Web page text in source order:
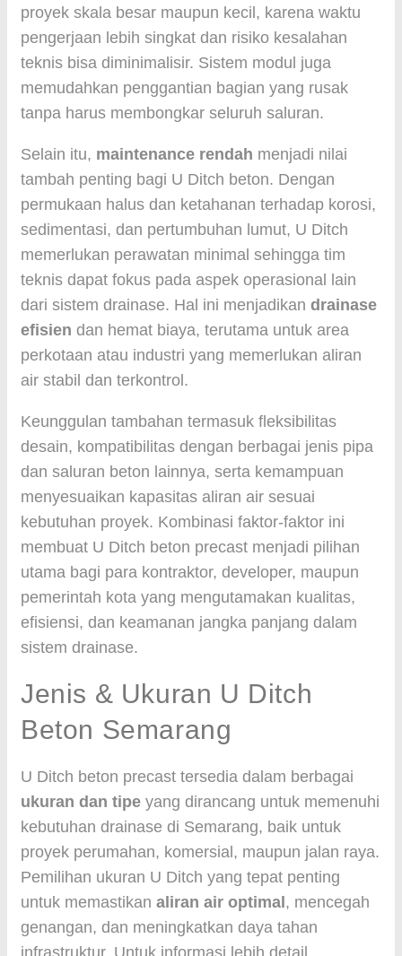
proyek skala besar maupun kecil, karena waktu
pengerjaan lebih singkat dan risiko kesalahan
teknis bisa diminimalisir. Sistem modul juga
memudahkan penggantian bagian yang rusak
tanpa harus membongkar seluruh saluran.
Selain itu, maintenance rendah menjadi nilai
tambah penting bagi U Ditch beton. Dengan
permukaan halus dan ketahanan terhadap korosi,
sedimentasi, dan pertumbuhan lumut, U Ditch
memerlukan perawatan minimal sehingga tim
teknis dapat fokus pada aspek operasional lain
dari sistem drainase. Hal ini menjadikan drainase
efisien dan hemat biaya, terutama untuk area
perkotaan atau industri yang memerlukan aliran
air stabil dan terkontrol.
Keunggulan tambahan termasuk fleksibilitas
desain, kompatibilitas dengan berbagai jenis pipa
dan saluran beton lainnya, serta kemampuan
menyesuaikan kapasitas aliran air sesuai
kebutuhan proyek. Kombinasi faktor-faktor ini
membuat U Ditch beton precast menjadi pilihan
utama bagi para kontraktor, developer, maupun
pemerintah kota yang mengutamakan kualitas,
efisiensi, dan keamanan jangka panjang dalam
sistem drainase.
Jenis & Ukuran U Ditch
Beton Semarang
U Ditch beton precast tersedia dalam berbagai
ukuran dan tipe yang dirancang untuk memenuhi
kebutuhan drainase di Semarang, baik untuk
proyek perumahan, komersial, maupun jalan raya.
Pemilihan ukuran U Ditch yang tepat penting
untuk memastikan aliran air optimal , mencegah
genangan, dan meningkatkan daya tahan
infrastruktur. Untuk informasi lebih detail